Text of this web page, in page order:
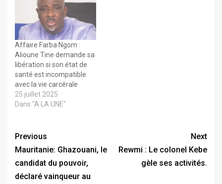
Affaire Farba Ngom :
Alioune Tine demande sa
libération si son état de
santé est incompatible
avec la vie carcérale
25 juillet 2025
Dans "A LA UNE"
Previous
Mauritanie: Ghazouani, le
candidat du pouvoir,
déclaré vainqueur au
Next
Rewmi : Le colonel Kebe
gèle ses activités.